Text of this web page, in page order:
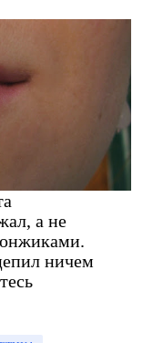
а не
ничем